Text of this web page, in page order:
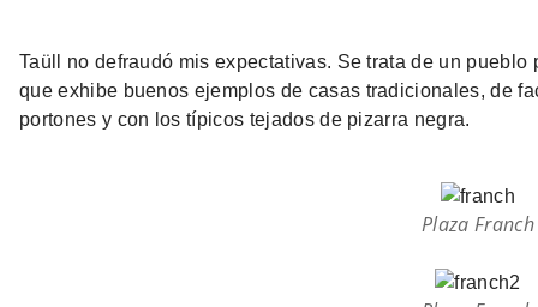
Taüll no defraudó mis expectativas. Se trata de un pueblo
que exhibe buenos ejemplos de casas tradicionales, de
portones y con los típicos tejados de pizarra negra.
Plaza Franch